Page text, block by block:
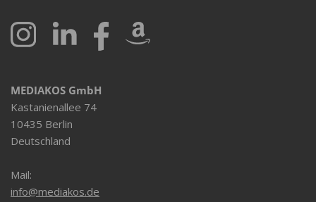
MEDIAKOS GmbH
Kastanienallee 74
10435 Berlin
Deutschland
Mail:
info@mediakos.de